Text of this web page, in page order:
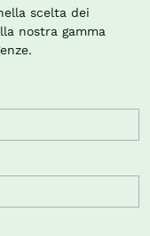
scelta dei
nostra gamma